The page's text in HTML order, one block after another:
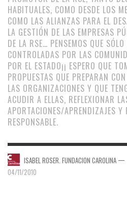
HABITUALES, COMO DESDE LOS
COMO LAS ALIANZAS PARA EL
LA GESTIÓN DE LAS EMPRESAS
DE LA RSE… PENSEMOS QUE
CONTROLADAS POR LAS
POR EL ESTADO¡¡ ESPERO QUE
PROPUESTAS QUE PREPARAN
LAS ORGANIZACIONES Y QUE
ACUDIR A ELLAS, REFLEXIONAR
APORTACIONES/APRENDIZAJES Y
RESPONSABLE.
ISABEL ROSER. FUNDACION CAROLINA —
04/11/2010